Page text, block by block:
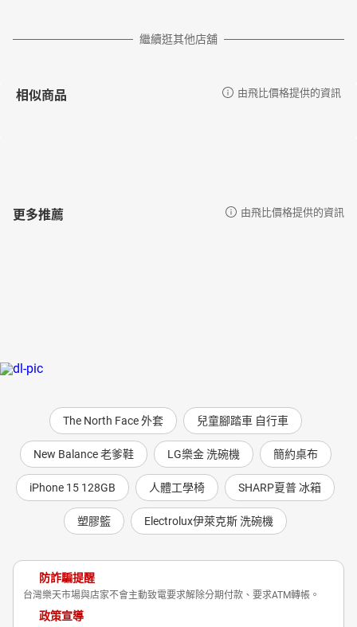
繼續逛其他店舖
相似商品 由飛比價格提供的資訊
更多推薦 由飛比價格提供的資訊
The North Face 外套 兒童腳踏車 自行車
New Balance 老爹鞋 LG樂金 洗碗機 簡約桌布
iPhone 15 128GB 人體工學椅 SHARP夏普 冰箱
塑膠籃 Electrolux伊萊克斯 洗碗機
防詐騙提醒
台灣樂天市場與店家不會主動致電要求解除分期付款、要求ATM轉帳。
政策宣導